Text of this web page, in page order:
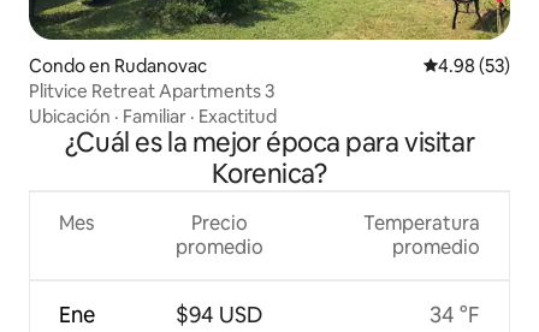
Condo en Rudanovac Calificación
4.98 (53)
Plitvice Retreat Apartments 3
Ubicación · Familiar · Exactitud
¿Cuál es la mejor época para visitar
Korenica?
Mes
Ene
Precio
promedio
$94 USD
Temperatura
promedio
34 °F